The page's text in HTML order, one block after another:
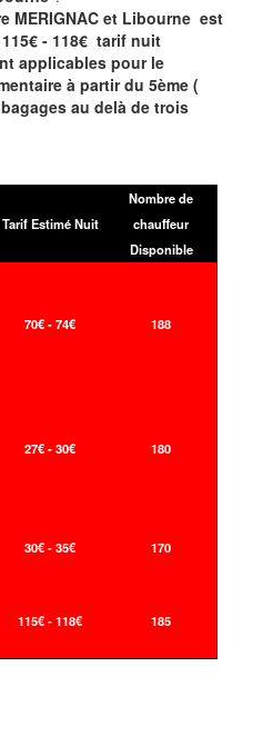
MERIGNAC et Libourne est
- 118€ tarif nuit
applicables pour le
à partir du 5ème (
au delà de trois
Tarif Estimé Nuit
Nombre de
chauffeur
Disponible
70€ - 74€ 188
27€ - 30€ 180
30€ - 35€ 170
115€ - 118€ 185